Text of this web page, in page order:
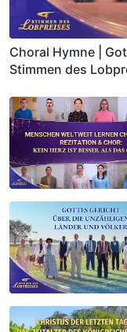
Choral Hymne |
Stimmen des